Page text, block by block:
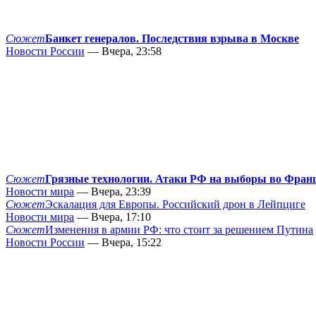
СюжетБанкет генералов. Последствия взрыва в Москве
Новости России — Вчера, 23:58
СюжетГрязные технологии. Атаки РФ на выборы во
Новости мира — Вчера, 23:39
СюжетЭскалация для Европы. Российский дрон в Лейпциге
Новости мира — Вчера, 17:10
СюжетИзменения в армии РФ: что стоит за решением Путина
Новости России — Вчера, 15:22